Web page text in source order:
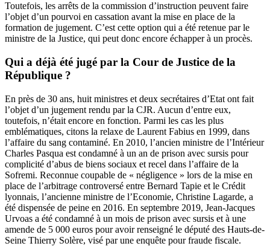
Toutefois, les arrêts de la commission d’instruction peuvent faire
l’objet d’un pourvoi en cassation avant la mise en place de la
formation de jugement. C’est cette option qui a été retenue par le
ministre de la Justice, qui peut donc encore échapper à un procès.
Qui a déjà été jugé par la Cour de Justice de la
République ?
En près de 30 ans, huit ministres et deux secrétaires d’Etat ont fait
l’objet d’un jugement rendu par la CJR. Aucun d’entre eux,
toutefois, n’était encore en fonction. Parmi les cas les plus
emblématiques, citons la relaxe de Laurent Fabius en 1999, dans
l’affaire du sang contaminé. En 2010, l’ancien ministre de l’Intérieur
Charles Pasqua est condamné à un an de prison avec sursis pour
complicité d’abus de biens sociaux et recel dans l’affaire de la
Sofremi. Reconnue coupable de « négligence » lors de la mise en
place de l’arbitrage controversé entre Bernard Tapie et le Crédit
lyonnais, l’ancienne ministre de l’Economie, Christine Lagarde, a
été dispensée de peine en 2016. En septembre 2019, Jean-Jacques
Urvoas a été condamné à un mois de prison avec sursis et à une
amende de 5 000 euros pour avoir renseigné le député des Hauts-de-
Seine Thierry Solère, visé par une enquête pour fraude fiscale.